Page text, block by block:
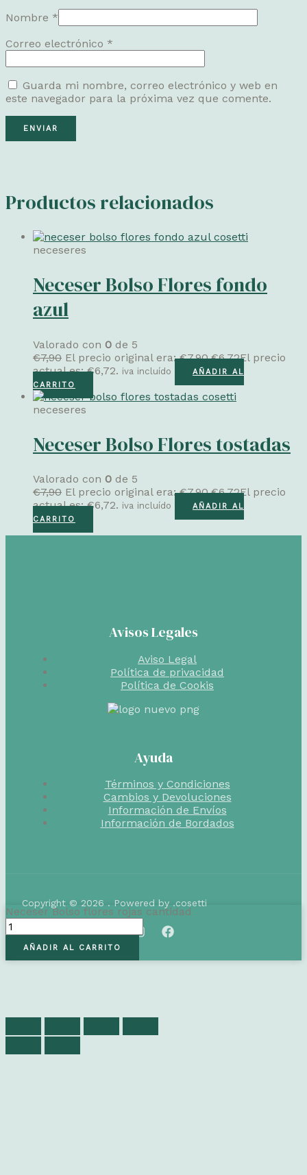
Nombre *
Correo electrónico *
Guarda mi nombre, correo electrónico y web en
este navegador para la próxima vez que comente.
Productos relacionados
neceseres
Neceser Bolso Flores fondo
azul
Valorado con 0 de 5
€7,90 El precio original era: €7,90.€6,72El precio
actual es: €6,72. iva incluído
AÑADIR AL
CARRITO
neceseres
Neceser Bolso Flores tostadas
Valorado con 0 de 5
€7,90 El precio original era: €7,90.€6,72El precio
actual es: €6,72. iva incluído
AÑADIR AL
CARRITO
Avisos Legales
Aviso Legal
Política de privacidad
Política de Cookis
Ayuda
Términos y Condiciones
Cambios y Devoluciones
Información de Envíos
Información de Bordados
Copyright © 2026 . Powered by .cosetti
Neceser Bolso flores rojas cantidad
AÑADIR AL CARRITO